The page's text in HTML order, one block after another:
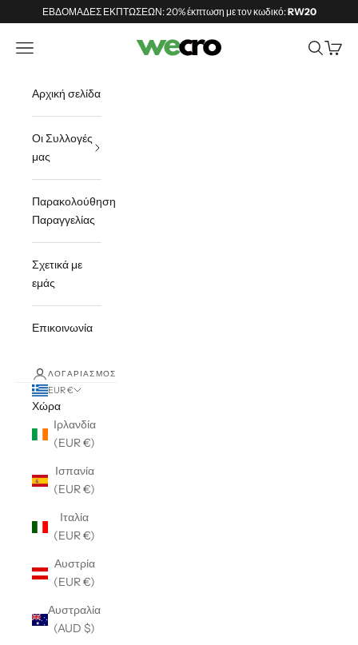
Μετάβαση στο περιεχόμενο
ΕΒΔΟΜΑΔΕΣ ΕΚΠΤΩΣΕΩΝ: 20% έκπτωση με τον κωδικό:RW20
Shopwecro
Άνοιγμα μενού πλοήγησης Άνοιγμα
Αρχική σελίδα
Οι Συλλογές
μας
Παρακολούθηση
Παραγγελίας
Σχετικά με
εμάς
Επικοινωνία
ΛΟΓΑΡΙΑΣΜΌΣ
EUR €
Χώρα
Ιρλανδία
(EUR €)
Ισπανία
(EUR €)
Ιταλία
(EUR €)
Αυστρία
(EUR €)
Αυστραλία
(AUD $)